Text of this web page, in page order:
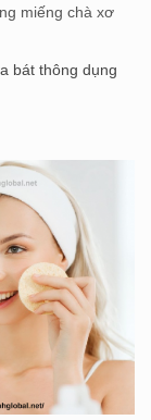
miếng chà xơ
bát thông dụng